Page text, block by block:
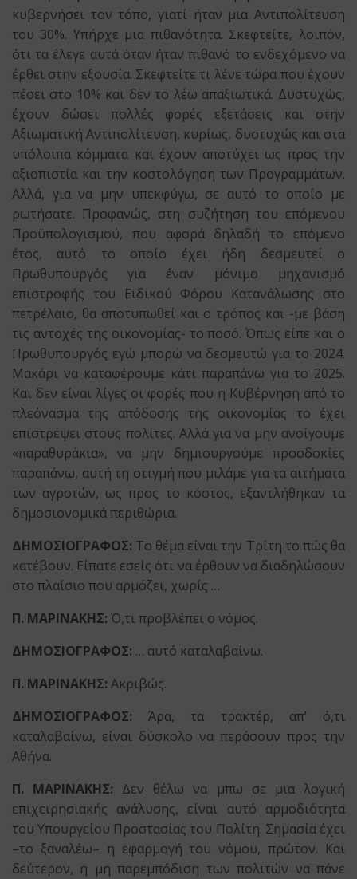
κυβερνήσει τον τόπο, γιατί ήταν μια Αντιπολίτευση
του 30%. Υπήρχε μια πιθανότητα. Σκεφτείτε, λοιπόν,
ότι τα έλεγε αυτά όταν ήταν πιθανό το ενδεχόμενο να
έρθει στην εξουσία. Σκεφτείτε τι λένε τώρα που έχουν
πέσει στο 10% και δεν το λέω απαξιωτικά. Δυστυχώς,
έχουν δώσει πολλές φορές εξετάσεις και στην
Αξιωματική Αντιπολίτευση, κυρίως, δυστυχώς και στα
υπόλοιπα κόμματα και έχουν αποτύχει ως προς την
αξιοπιστία και την κοστολόγηση των Προγραμμάτων.
Αλλά, για να μην υπεκφύγω, σε αυτό το οποίο με
ρωτήσατε. Προφανώς, στη συζήτηση του επόμενου
Προϋπολογισμού, που αφορά δηλαδή το επόμενο
έτος, αυτό το οποίο έχει ήδη δεσμευτεί ο
Πρωθυπουργός για έναν μόνιμο μηχανισμό
επιστροφής του Ειδικού Φόρου Κατανάλωσης στο
πετρέλαιο, θα αποτυπωθεί και ο τρόπος και -με βάση
τις αντοχές της οικονομίας- το ποσό. Όπως είπε και ο
Πρωθυπουργός εγώ μπορώ να δεσμευτώ για το 2024.
Μακάρι να καταφέρουμε κάτι παραπάνω για το 2025.
Και δεν είναι λίγες οι φορές που η Κυβέρνηση από το
πλεόνασμα της απόδοσης της οικονομίας το έχει
επιστρέψει στους πολίτες. Αλλά για να μην ανοίγουμε
«παραθυράκια», να μην δημιουργούμε προσδοκίες
παραπάνω, αυτή τη στιγμή που μιλάμε για τα αιτήματα
των αγροτών, ως προς το κόστος, εξαντλήθηκαν τα
δημοσιονομικά περιθώρια.
ΔΗΜΟΣΙΟΓΡΑΦΟΣ: Το θέμα είναι την Τρίτη το πώς θα
κατέβουν. Είπατε εσείς ότι να έρθουν να διαδηλώσουν
στο πλαίσιο που αρμόζει, χωρίς …
Π. ΜΑΡΙΝΑΚΗΣ:Ό,τι προβλέπει ο νόμος.
ΔΗΜΟΣΙΟΓΡΑΦΟΣ: … αυτό καταλαβαίνω.
Π. ΜΑΡΙΝΑΚΗΣ:Ακριβώς.
ΔΗΜΟΣΙΟΓΡΑΦΟΣ:Άρα, τα τρακτέρ, απ’ ό,τι
καταλαβαίνω, είναι δύσκολο να περάσουν προς την
Αθήνα.
Π. ΜΑΡΙΝΑΚΗΣ: Δεν θέλω να μπω σε μια λογική
επιχειρησιακής ανάλυσης, είναι αυτό αρμοδιότητα
του Υπουργείου Προστασίας του Πολίτη. Σημασία έχει
–το ξαναλέω– η εφαρμογή του νόμου, πρώτον. Και
δεύτερον, η μη παρεμπόδιση των πολιτών να πάνε